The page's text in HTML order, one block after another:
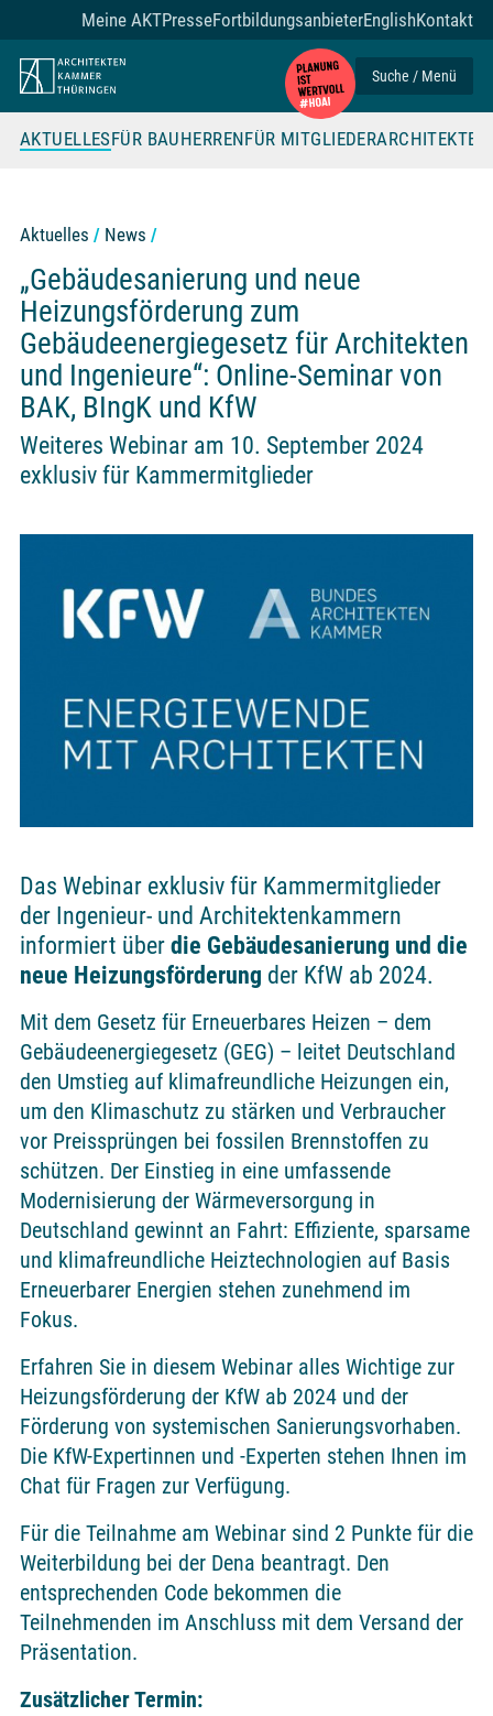
Zum Seiteninhalt
Suche / Menü
AKTUELLESFÜR BAUHERRENFÜR MITGLIEDER
Meine AKTPresseFortbildungsanbieterEnglishKontakt
Aktuelles News
„Gebäudesanierung und neue
Heizungsförderung zum
Gebäudeenergiegesetz für Architekten
und Ingenieure“: Online-Seminar von
BAK, BIngK und KfW
Weiteres Webinar am 10. September 2024
exklusiv für Kammermitglieder
Das Webinar exklusiv für Kammermitglieder
der Ingenieur- und Architektenkammern
informiert über die Gebäudesanierung und die
neue Heizungsförderung der KfW ab 2024.
Mit dem Gesetz für Erneuerbares Heizen – dem
Gebäudeenergiegesetz (GEG) – leitet Deutschland
den Umstieg auf klimafreundliche Heizungen ein,
um den Klimaschutz zu stärken und Verbraucher
vor Preissprüngen bei fossilen Brennstoffen zu
schützen. Der Einstieg in eine umfassende
Modernisierung der Wärmeversorgung in
Deutschland gewinnt an Fahrt: Effiziente, sparsame
und klimafreundliche Heiztechnologien auf Basis
Erneuerbarer Energien stehen zunehmend im
Fokus.
Erfahren Sie in diesem Webinar alles Wichtige zur
Heizungsförderung der KfW ab 2024 und der
Förderung von systemischen Sanierungsvorhaben.
Die KfW-Expertinnen und -Experten stehen Ihnen im
Chat für Fragen zur Verfügung.
Für die Teilnahme am Webinar sind 2 Punkte für die
Weiterbildung bei der Dena beantragt. Den
entsprechenden Code bekommen die
Teilnehmenden im Anschluss mit dem Versand der
Präsentation.
Zusätzlicher Termin: